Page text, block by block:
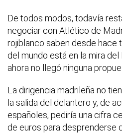
De todos modos, todavía
negociar con Atlético de
rojiblanco saben desde hace
del mundo está en la mira del
ahora no llegó ninguna
La dirigencia madrileña no
la salida del delantero y, de
españoles, pediría una cifra
de euros para desprenderse